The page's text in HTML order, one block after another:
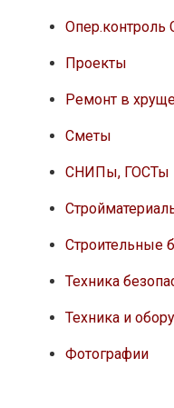
Проекты
Ремонт в
Сметы
СНИПы, ГОСТы
Строительные
Техника
Техника и
Фотографии